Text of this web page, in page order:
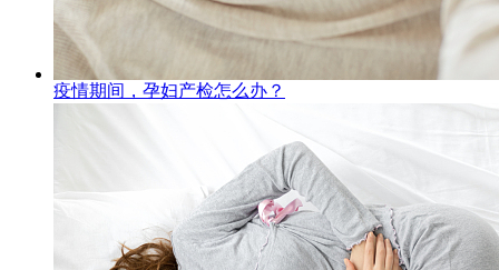
疫情期间，孕妇产检怎么办？